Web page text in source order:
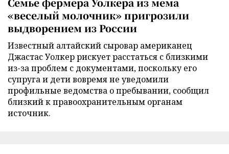
«веселый молочник» пригрозили
выдворением из России
Известный алтайский сыровар американец
Джастас Уолкер рискует расстаться с близкими
из-за проблем с документами, поскольку его
супруга и дети вовремя не уведомили
профильные ведомства о пребывании, сообщил
близкий к правоохранительным органам
источник.